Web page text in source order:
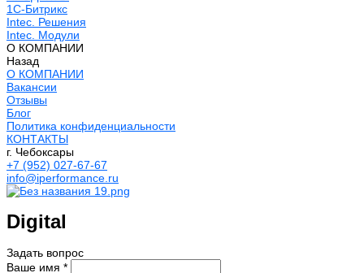
1С-Битрикс
Intec. Решения
Intec. Модули
О КОМПАНИИ
Назад
О КОМПАНИИ
Вакансии
Отзывы
Блог
Политика конфиденциальности
КОНТАКТЫ
г. Чебоксары
+7 (952) 027-67-67
info@iperformance.ru
Digital
Задать вопрос
Ваше имя *